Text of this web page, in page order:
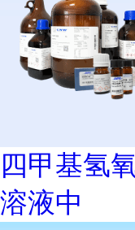
四甲基氢
溶液中